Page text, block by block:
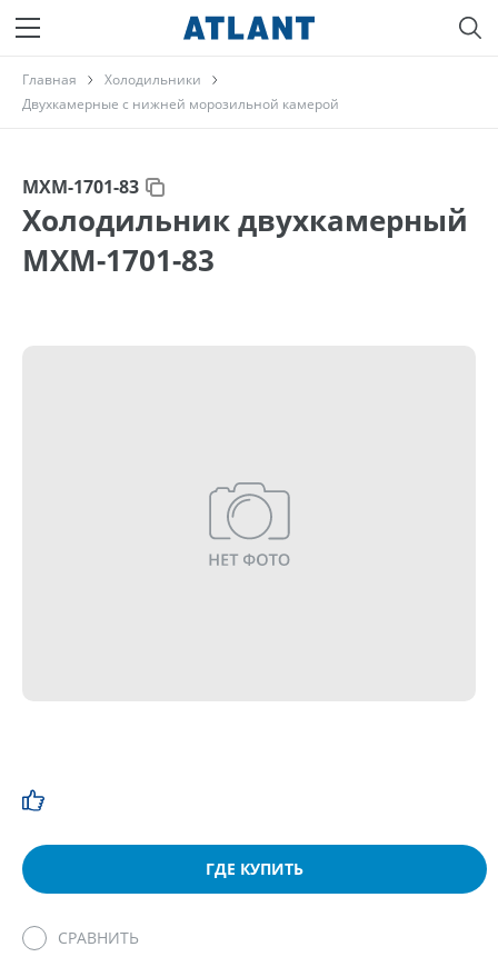
Главная
Холодильники
Двухкамерные с нижней морозильной камерой
МХМ-1701-83
Холодильник двухкамерный
МХМ-1701-83
ГДЕ КУПИТЬ
СРАВНИТЬ